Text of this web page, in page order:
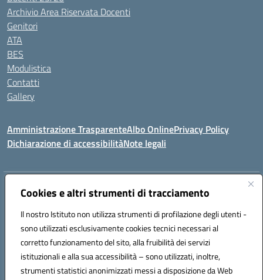
Cookies e altri strumenti di tracciamento
Il nostro Istituto non utilizza strumenti di profilazione degli utenti -
sono utilizzati esclusivamente cookies tecnici necessari al
corretto funzionamento del sito, alla fruibilità dei servizi
istituzionali e alla sua accessibilità – sono utilizzati, inoltre,
strumenti statistici anonimizzati messi a disposizione da Web
Archivio Area Riservata Docenti
Genitori
ATA
BES
Modulistica
Contatti
Gallery
Amministrazione TrasparenteAlbo OnlinePrivacy Policy
Dichiarazione di accessibilitàNote legali
Indirizzo:Via Coniugi Crigna – Cap. 89861 – Tropea (VV)
Posta elettronica certificata (PEC):vvic82200d@pec.istruzione.it
Codice fiscale: 96012410799
Codice meccanografico:VVIC82200D
Codice Indice delle Pubbliche Amministrazioni (IPA): istsc_vvic82200d
Codice unico di fatturazione (CUF): UFUKAE